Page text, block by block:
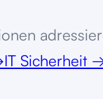
IT Sicherheit